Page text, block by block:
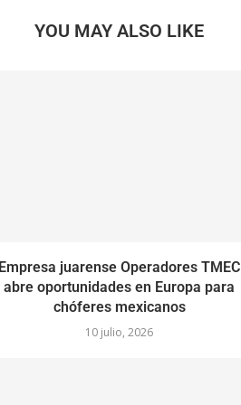
YOU MAY ALSO LIKE
Empresa juarense Operadores TMEC
abre oportunidades en Europa para
chóferes mexicanos
10 julio, 2026